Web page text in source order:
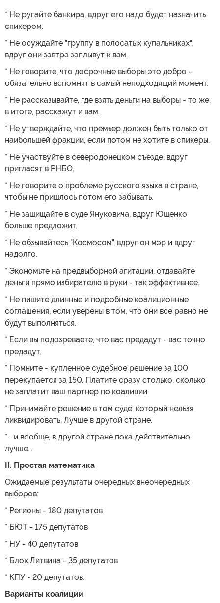
* Не ругайте банкира, вдруг его надо будет назначить
спикером.
* Не осуждайте "группу в полосатых купальниках",
вдруг они завтра заплывут к вам.
* Не говорите, что досрочные выборы это добро -
обязательно вспомнят в самый неподходящий момент.
* Не рассказывайте, где взять деньги на выборы - то же,
в итоге, расскажут и вам.
* Не утверждайте, что премьер должен быть только от
наибольшей фракции, если потом не хотите в спикеры.
* Не участвуйте в северодонецком съезде, вдруг
пригласят в РНБО.
* Не говорите о проблеме русского языка в стране,
чтобы не пришлось потом его забывать.
* Не защищайте в суде Януковича, вдруг Ющенко
больше предложит.
* Не обзывайтесь "Космосом", вдруг он мэр и вдруг
надолго.
* Экономьте на предвыборной агитации, отдавайте
деньги прямо избирателю в руки - так эффективнее.
* Не пишите длинные и подробные коалиционные
соглашения, если уверены в том, что они все равно не
будут выполняться.
* Если вы подозреваете, что вас предадут - вас точно
предадут.
* Помните - купленное судебное решение за 100
перекупается за 150. Платите сразу столько, сколько
не заплатит ваш партнер по коалиции.
* Принимайте решение в том суде, который нельзя
ликвидировать. Лучше в другой стране.
* ...и вообще, в другой стране пока действительно
лучше...
II. Простая математика
Ожидаемые результаты очередных внеочередных
выборов:
* Регионы - 180 депутатов
* БЮТ - 175 депутатов
* НУ - 40 депутатов
* Блок Литвина - 35 депутатов
* КПУ - 20 депутатов.
Варианты коалиции